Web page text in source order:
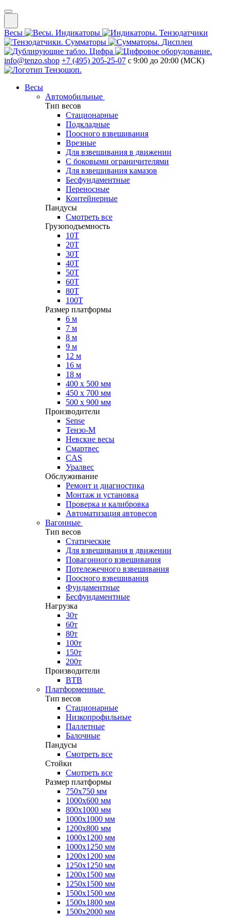
Весы Индикаторы
Тензодатчики
Сумматоры
Дисплеи
Цифра
info@tenzo.shop +7 (495) 205-25-07 с 9:00 до 20:00 (МСК)
Весы
Автомобильные
Тип весов
Стационарные
Подкладные
Поосного взвешивания
Врезные
Для взвешивания в движении
С боковыми ограничителями
Для взвешивания камазов
Бесфундаментные
Переносные
Контейнерные
Пандусы
Смотреть все
Грузоподъемность
10Т
20Т
30Т
40Т
50Т
60Т
80Т
100Т
Размер платформы
6 м
7 м
8 м
9 м
12 м
16 м
18 м
400 х 500 мм
450 х 700 мм
500 х 900 мм
Производители
Sense
Тензо-М
Невские весы
Смартвес
CAS
Уралвес
Обслуживание
Ремонт и диагностика
Монтаж и установка
Проверка и калибровка
Автоматизация автовесов
Вагонные
Тип весов
Статические
Для взвешивания в движении
Повагонного взвешивания
Потележечного взвешивания
Поосного взвешивания
Фундаментные
Бесфундаментные
Нагрузка
30т
60т
80т
100т
150т
200т
Производители
ВТВ
Платформенные
Тип весов
Стационарные
Низкопрофильные
Паллетные
Балочные
Пандусы
Смотреть все
Стойки
Смотреть все
Размер платформы
750х750 мм
1000х600 мм
800х1000 мм
1000х1000 мм
1200х800 мм
1000х1200 мм
1000х1250 мм
1200х1200 мм
1250х1250 мм
1200х1500 мм
1250х1500 мм
1500х1500 мм
1500х1800 мм
1500х2000 мм